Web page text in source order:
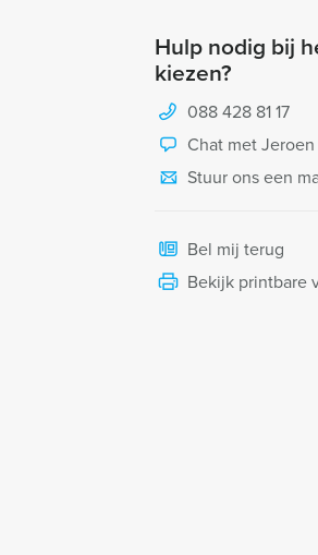
Hulp nodig bij
kiezen?
088 428 81 17
Chat met Jeroen
Stuur ons een
Bel mij terug
Bekijk printbare